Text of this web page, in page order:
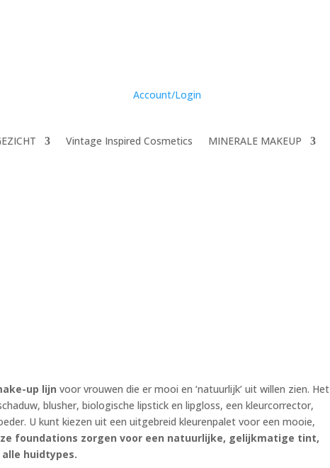
Account/Login
Vintage Inspired Cosmetics MINERALE MAKEUP
up lijn voor vrouwen die er mooi en ‘natuurlijk’ uit willen zien. Het
blusher, biologische lipstick en lipgloss, een kleurcorrector,
U kunt kiezen uit een uitgebreid kleurenpalet voor een mooie,
foundations zorgen voor een natuurlijke, gelijkmatige tint,
huidtypes.